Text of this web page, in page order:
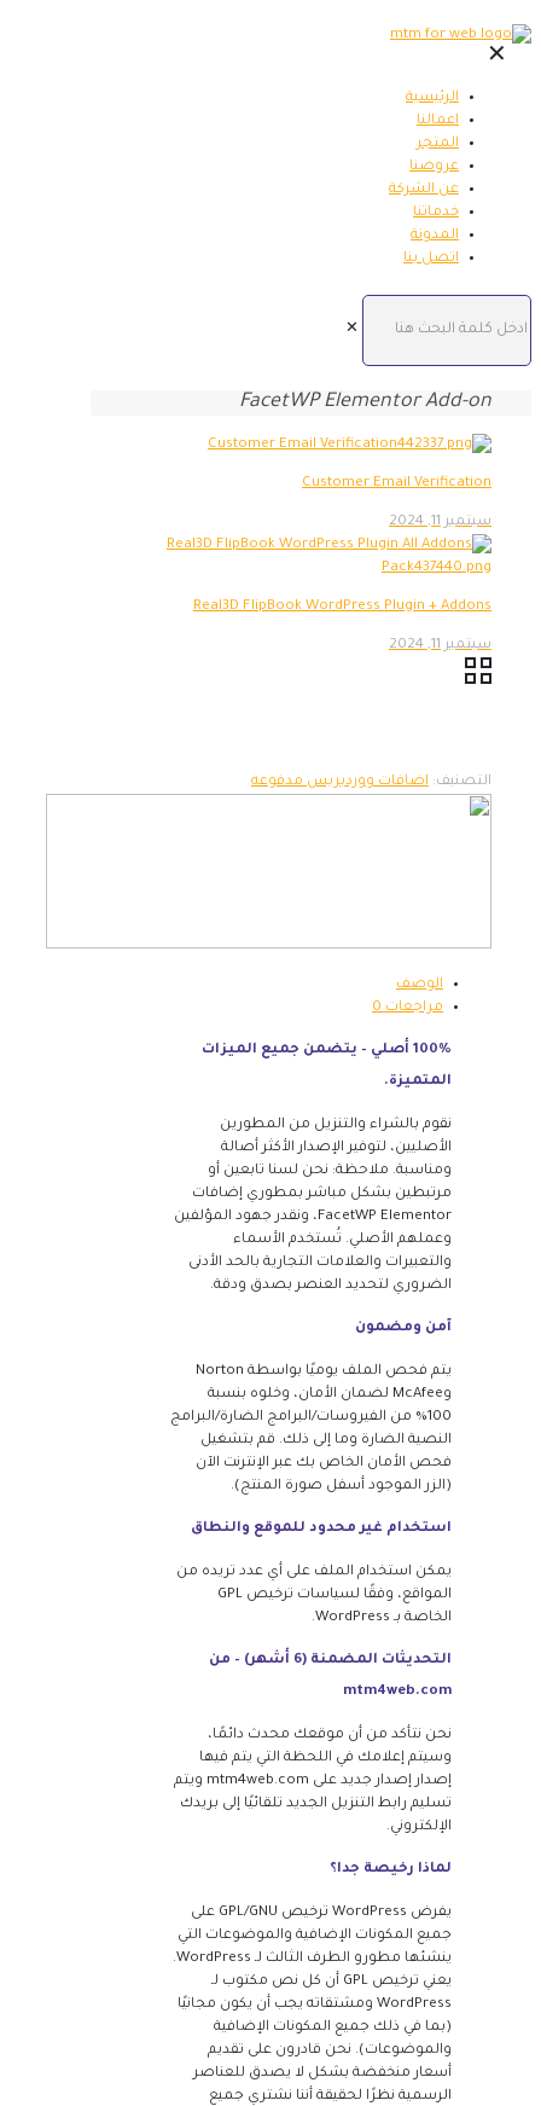
✕
الرئيسية
اعمالنا
المتجر
عروضنا
عن الشركة
خدماتنا
المدونة
اتصل بنا
✕
FacetWP Elementor Add-on
Customer Email Verification
سبتمبر 11, 2024
Real3D FlipBook WordPress Plugin + Addons
سبتمبر 11, 2024
التصنيف: اضافات ووردبريس مدفوعه
الوصف
مراجعات0
100% أصلي – يتضمن جميع الميزات
المتميزة.
نقوم بالشراء والتنزيل من المطورين
الأصليين، لتوفير الإصدار الأكثر أصالة
ومناسبة. ملاحظة: نحن لسنا تابعين أو
مرتبطين بشكل مباشر بمطوري إضافات
FacetWP Elementor، ونقدر جهود المؤلفين
وعملهم الأصلي. تُستخدم الأسماء
والتعبيرات والعلامات التجارية بالحد الأدنى
الضروري لتحديد العنصر بصدق ودقة.
آمن ومضمون
يتم فحص الملف يوميًا بواسطة Norton
وMcAfee لضمان الأمان، وخلوه بنسبة
100% من الفيروسات/البرامج الضارة/البرامج
النصية الضارة وما إلى ذلك. قم بتشغيل
فحص الأمان الخاص بك عبر الإنترنت الآن
(الزر الموجود أسفل صورة المنتج).
استخدام غير محدود للموقع والنطاق
يمكن استخدام الملف على أي عدد تريده من
المواقع، وفقًا لسياسات ترخيص GPL
الخاصة بـ WordPress.
التحديثات المضمنة (6 أشهر) – من
mtm4web.com
نحن نتأكد من أن موقعك محدث دائمًا،
وسيتم إعلامك في اللحظة التي يتم فيها
إصدار إصدار جديد على mtm4web.com ويتم
تسليم رابط التنزيل الجديد تلقائيًا إلى بريدك
الإلكتروني.
لماذا رخيصة جدا؟
يفرض WordPress ترخيص GPL/GNU على
جميع المكونات الإضافية والموضوعات التي
ينشئها مطورو الطرف الثالث لـ WordPress.
يعني ترخيص GPL أن كل نص مكتوب لـ
WordPress ومشتقاته يجب أن يكون مجانيًا
(بما في ذلك جميع المكونات الإضافية
والموضوعات). نحن قادرون على تقديم
أسعار منخفضة بشكل لا يصدق للعناصر
الرسمية نظرًا لحقيقة أننا نشتري جميع